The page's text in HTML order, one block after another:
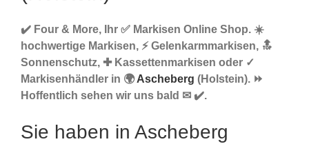
✔️ Four & More, Ihr ✅ Markisen Online Shop. ☀️
hochwertige Markisen, ⚡ Gelenkarmmarkisen, 🔝
Sonnenschutz, ✚ Kassettenmarkisen oder ✓
Markisenhändler in 🌍Ascheberg (Holstein). ⏩
Hoffentlich sehen wir uns bald ✉ ✔️.
Sie haben in Ascheberg